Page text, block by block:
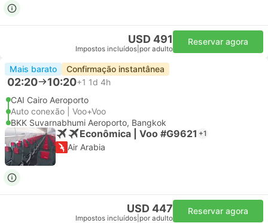
USD 491
Impostos incluídos por adulto
Reservar agora
Mais barato Confirmação instantânea
02:20 10:20+1 1d 4h
CAI Cairo Aeroporto
Auto conexão | Voo+Voo
BKK Suvarnabhumi Aeroporto, Bangkok
Econômica | Voo #G9621 +1
Air Arabia
USD 447
Impostos incluídos por adulto
Reservar agora